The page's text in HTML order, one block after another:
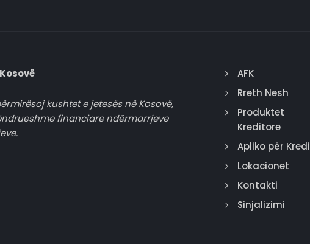
kushtet e jetesës në Kosovë,
financiare ndërmarrjeve
AFK
Rreth Nesh
Produktet
Kreditore
Apliko për Kredi
Lokacionet
Kontakti
Sinjalizimi